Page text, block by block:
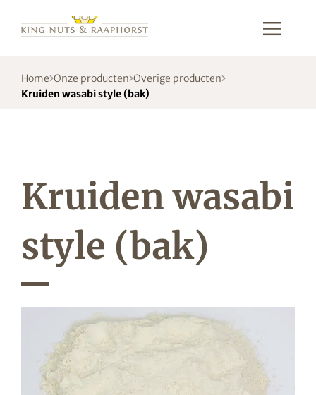
Home Onze producten Overige producten
Kruiden wasabi style (bak)
Kruiden wasabi
style (bak)